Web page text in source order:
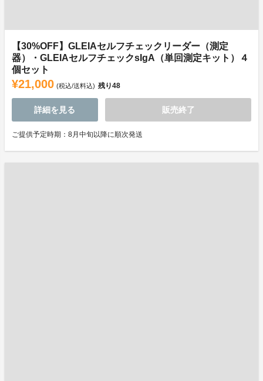
【30%OFF】GLEIAセルフチェックリーダー（測定
器）・GLEIAセルフチェックsIgA（単回測定キット）４
個セット
¥21,000 (税込/送料込) 残り48
詳細を見る 販売終了
ご提供予定時期：8月中旬以降に順次発送